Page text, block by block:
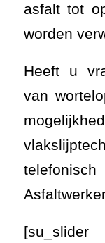
asfalt tot
worden
Heeft u
van